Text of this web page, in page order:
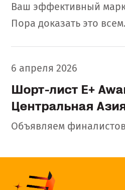
Ваш эффективный
Пора доказать это всем.
6 апреля 2026
Шорт-лист E+
Центральная
Объявляем